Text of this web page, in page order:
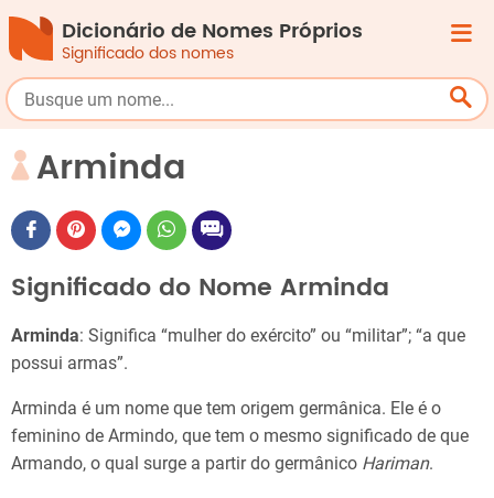
Dicionário de Nomes Próprios
Significado dos nomes
Arminda
Significado do Nome Arminda
Arminda: Significa “mulher do exército” ou “militar”; “a que
possui armas”.
Arminda é um nome que tem origem germânica. Ele é o
feminino de Armindo, que tem o mesmo significado de que
Armando, o qual surge a partir do germânico Hariman.